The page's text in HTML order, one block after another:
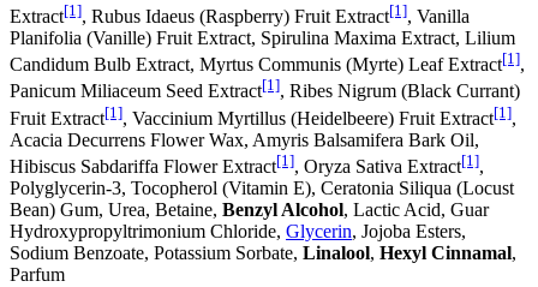
Extract[1], Rubus Idaeus (Raspberry) Fruit Extract[1], Vanilla
Planifolia (Vanille) Fruit Extract, Spirulina Maxima Extract, Lilium
Candidum Bulb Extract, Myrtus Communis (Myrte) Leaf Extract[1],
Panicum Miliaceum Seed Extract[1], Ribes Nigrum (Black Currant)
Fruit Extract[1], Vaccinium Myrtillus (Heidelbeere) Fruit Extract[1],
Acacia Decurrens Flower Wax, Amyris Balsamifera Bark Oil,
Hibiscus Sabdariffa Flower Extract[1], Oryza Sativa Extract[1],
Polyglycerin-3, Tocopherol (Vitamin E), Ceratonia Siliqua (Locust
Bean) Gum, Urea, Betaine, Benzyl Alcohol, Lactic Acid, Guar
Hydroxypropyltrimonium Chloride, Glycerin, Jojoba Esters,
Sodium Benzoate, Potassium Sorbate, Linalool, Hexyl Cinnamal,
Parfum